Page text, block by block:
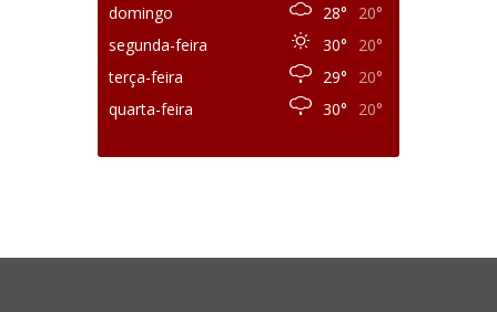
domingo 28°
20°
segunda-feira
30°
20°
terça-feira
29°
20°
quarta-feira
30° 20°